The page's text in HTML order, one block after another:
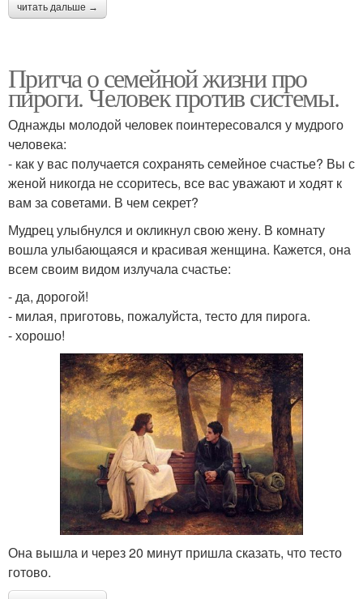
читать дальше →
Притча о семейной жизни про
пироги. Человек против системы.
Однажды молодой человек поинтересовался у мудрого
человека:
- как у вас получается сохранять семейное счастье? Вы с
женой никогда не ссоритесь, все вас уважают и ходят к
вам за советами. В чем секрет?
Мудрец улыбнулся и окликнул свою жену. В комнату
вошла улыбающаяся и красивая женщина. Кажется, она
всем своим видом излучала счастье:
- да, дорогой!
- милая, приготовь, пожалуйста, тесто для пирога.
- хорошо!
Она вышла и через 20 минут пришла сказать, что тесто
готово.